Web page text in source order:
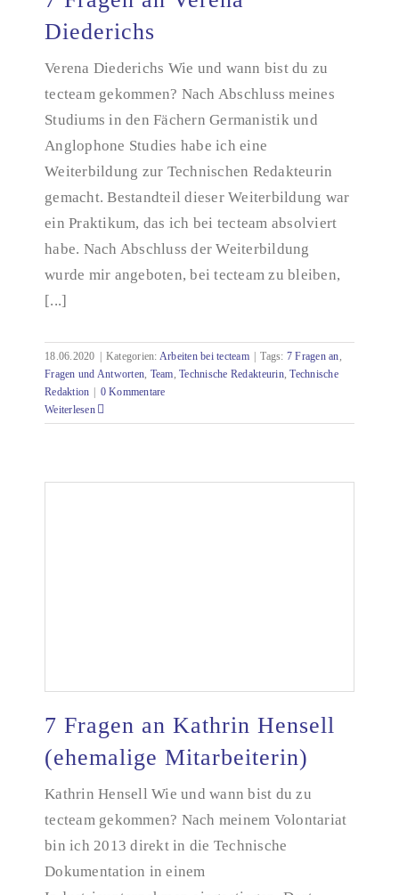
7 Fragen an Verena Diederichs
Diederichs
Verena Diederichs Wie und wann bist du zu
tecteam gekommen? Nach Abschluss meines
Studiums in den Fächern Germanistik und
Anglophone Studies habe ich eine
Weiterbildung zur Technischen Redakteurin
gemacht. Bestandteil dieser Weiterbildung war
ein Praktikum, das ich bei tecteam absolviert
habe. Nach Abschluss der Weiterbildung
wurde mir angeboten, bei tecteam zu bleiben,
[...]
18.06.2020 Kategorien: Arbeiten bei tecteam Tags: 7 Fragen an,
Fragen und Antworten, Team,Technische Redakteurin,Technische
Redaktion
0 Kommentare
Weiterlesen
7 Fragen an Kathrin Hensell (ehemalige
7 Fragen an Kathrin Hensell
(ehemalige Mitarbeiterin)
Kathrin Hensell Wie und wann bist du zu
tecteam gekommen? Nach meinem Volontariat
bin ich 2013 direkt in die Technische
Dokumentation in einem